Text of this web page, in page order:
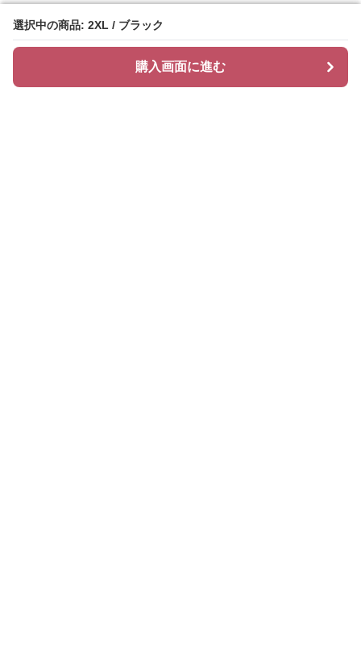
選択中の商品: 2XL / ブラック
購入画面に進む
選択中の商品: 2XL / ブラック
購入画面に進む